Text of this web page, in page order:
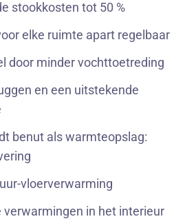
stookkosten tot 50 %
elke ruimte apart regelbaar
door minder vochttoetreding
en een uitstekende
benut als warmteopslag:
vloerverwarming
verwarmingen in het interieur